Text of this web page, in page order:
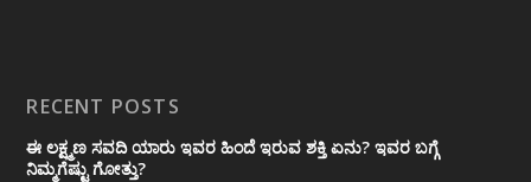
RECENT POSTS
ಈ ಲಕ್ಷ್ಮಣ ಸವದಿ ಯಾರು ಇವರ ಹಿಂದೆ ಇರುವ ಶಕ್ತಿ ಏನು? ಇವರ ಬಗ್ಗೆ
ನಿಮ್ಮಗೆಷ್ಟು ಗೋತ್ತು?